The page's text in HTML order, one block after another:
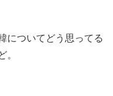
についてどう思ってる
。